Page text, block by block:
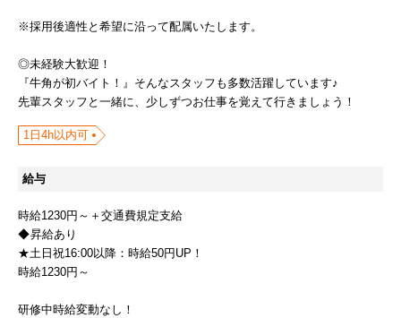
※採用後適性と希望に沿って配属いたします。
◎未経験大歓迎！
『牛角が初バイト！』そんなスタッフも多数活躍しています♪
先輩スタッフと一緒に、少しずつお仕事を覚えて行きましょう！
1日4h以内可
給与
時給1230円～＋交通費規定支給
昇給あり
★土日祝16:00以降：時給50円UP！
時給1230円～
研修中時給変動なし！